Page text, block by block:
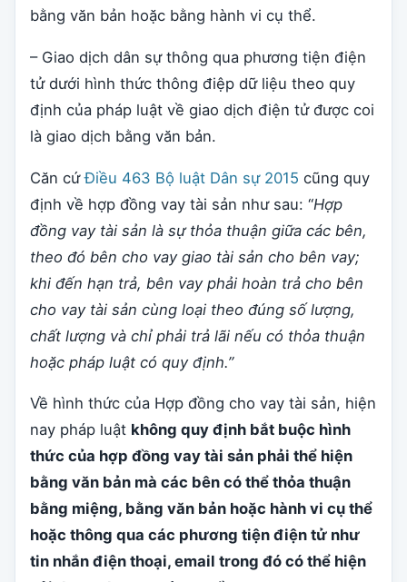
bằng văn bản hoặc bằng hành vi cụ thể.
– Giao dịch dân sự thông qua phương tiện điện
tử dưới hình thức thông điệp dữ liệu theo quy
định của pháp luật về giao dịch điện tử được coi
là giao dịch bằng văn bản.
Căn cứĐiều 463 Bộ luật Dân sự 2015 cũng quy
định về hợp đồng vay tài sản như sau: “Hợp
đồng vay tài sản là sự thỏa thuận giữa các bên,
theo đó bên cho vay giao tài sản cho bên vay;
khi đến hạn trả, bên vay phải hoàn trả cho bên
cho vay tài sản cùng loại theo đúng số lượng,
chất lượng và chỉ phải trả lãi nếu có thỏa thuận
hoặc pháp luật có quy định.”
Về hình thức của Hợp đồng cho vay tài sản, hiện
nay pháp luật không quy định bắt buộc hình
thức của hợp đồng vay tài sản phải thể hiện
bằng văn bản mà các bên có thể thỏa thuận
bằng miệng, bằng văn bản hoặc hành vi cụ thể
hoặc thông qua các phương tiện điện tử như
tin nhắn điện thoại, email trong đó có thể hiện